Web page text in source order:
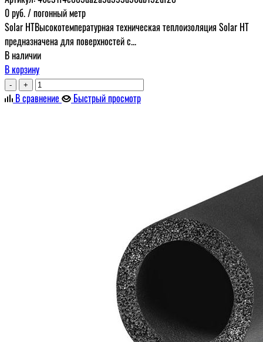
0руб./ погонный метр
Solar HTВысокотемпературная техническая теплоизоляция Solar HT
предназначена для поверхностей с...
В наличии
В корзину
- +
В сравнение Быстрый просмотр